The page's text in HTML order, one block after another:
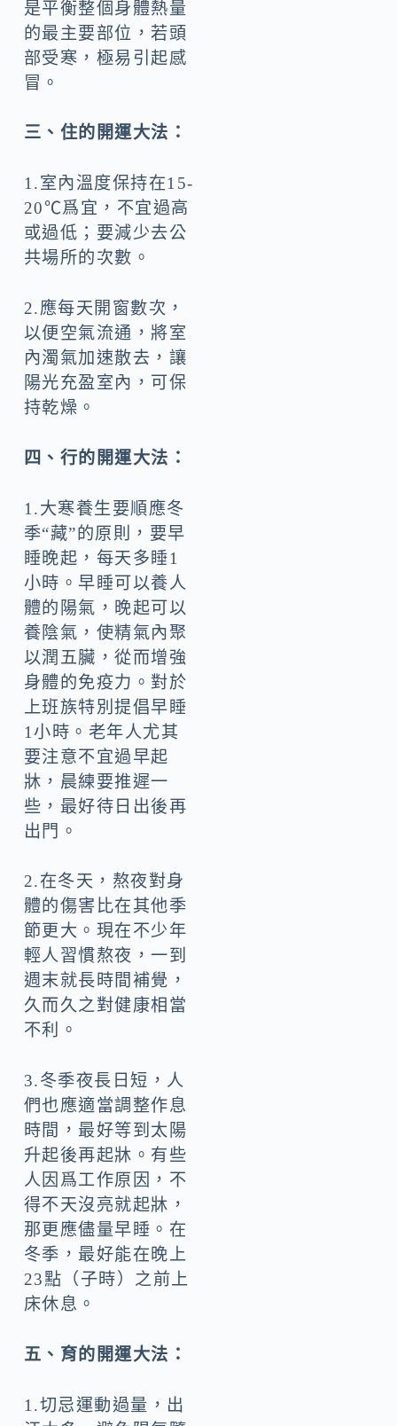
是平衡整個身體熱量
的最主要部位，若頭
部受寒，極易引起感
冒。
三、住的開運大法：
1.室內溫度保持在15-
20℃爲宜，不宜過高
或過低；要減少去公
共場所的次數。
2.應每天開窗數次，
以便空氣流通，將室
內濁氣加速散去，讓
陽光充盈室內，可保
持乾燥。
四、行的開運大法：
1.大寒養生要順應冬
季“藏”的原則，要早
睡晚起，每天多睡1
小時。早睡可以養人
體的陽氣，晚起可以
養陰氣，使精氣內聚
以潤五臟，從而增強
身體的免疫力。對於
上班族特別提倡早睡
1小時。老年人尤其
要注意不宜過早起
牀，晨練要推遲一
些，最好待日出後再
出門。
2.在冬天，熬夜對身
體的傷害比在其他季
節更大。現在不少年
輕人習慣熬夜，一到
週末就長時間補覺，
久而久之對健康相當
不利。
3.冬季夜長日短，人
們也應適當調整作息
時間，最好等到太陽
升起後再起牀。有些
人因爲工作原因，不
得不天沒亮就起牀，
那更應儘量早睡。在
冬季，最好能在晚上
23點（子時）之前上
床休息。
五、育的開運大法：
1.切忌運動過量，出